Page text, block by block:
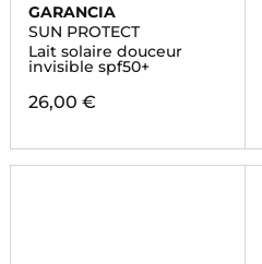
GARANCIA
SUN PROTECT
Lait solaire douceur
invisible spf50+
26,00 €